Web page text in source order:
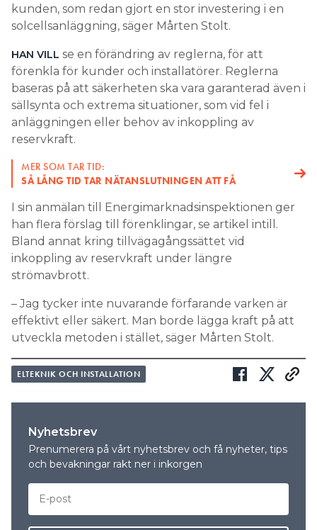
kunden, som redan gjort en stor investering i en
solcellsanläggning, säger Mårten Stolt.
HAN VILL se en förändring av reglerna, för att
förenkla för kunder och installatörer. Reglerna
baseras på att säkerheten ska vara garanterad även i
sällsynta och extrema situationer, som vid fel i
anläggningen eller behov av inkoppling av
reservkraft.
MER SOM TAR TID:
SÅ LÅNG TID TAR NÄTANSLUTNINGEN ATT FÅ
I sin anmälan till Energimarknadsinspektionen ger
han flera förslag till förenklingar, se artikel intill.
Bland annat kring tillvägagångssättet vid
inkoppling av reservkraft under längre
strömavbrott.
– Jag tycker inte nuvarande förfarande varken är
effektivt eller säkert. Man borde lägga kraft på att
utveckla metoden i stället, säger Mårten Stolt.
ELTEKNIK OCH INSTALLATION
Nyhetsbrev
Prenumerera på vårt nyhetsbrev och få nyheter, tips
och bevakningar rakt ner i inkorgen